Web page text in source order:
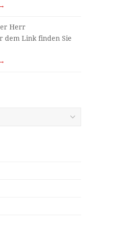
Herr
dem Link finden Sie